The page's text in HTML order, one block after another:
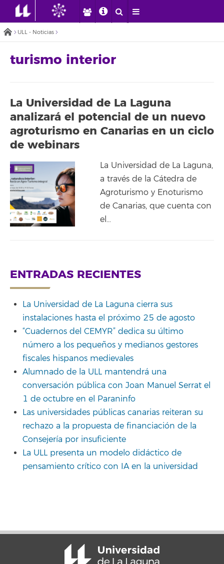
ULL - Noticias
turismo interior
La Universidad de La Laguna
analizará el potencial de un nuevo
agroturismo en Canarias en un ciclo
de webinars
La Universidad de La Laguna,
a través de la Cátedra de
Agroturismo y Enoturismo
de Canarias, que cuenta con
el…
ENTRADAS RECIENTES
La Universidad de La Laguna cierra sus
instalaciones hasta el próximo 25 de agosto
“Cuadernos del CEMYR” dedica su último
número a los pequeños y medianos gestores
fiscales hispanos medievales
Alumnado de la ULL mantendrá una
conversación pública con Joan Manuel Serrat el
1 de octubre en el Paraninfo
Las universidades públicas canarias reiteran su
rechazo a la propuesta de financiación de la
Consejería por insuficiente
La ULL presenta un modelo didáctico de
pensamiento crítico con IA en la universidad